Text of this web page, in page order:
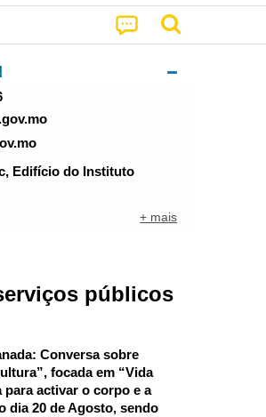
Edifício do Instituto
+ mais
públicos
Conversa sobre
focada em “Vida
activar o corpo e a
dia 20 de Agosto, sendo